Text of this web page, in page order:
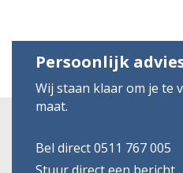
Persoonlijk
Wij staan klaar om je te
maat.
Bel direct 0511 767 005